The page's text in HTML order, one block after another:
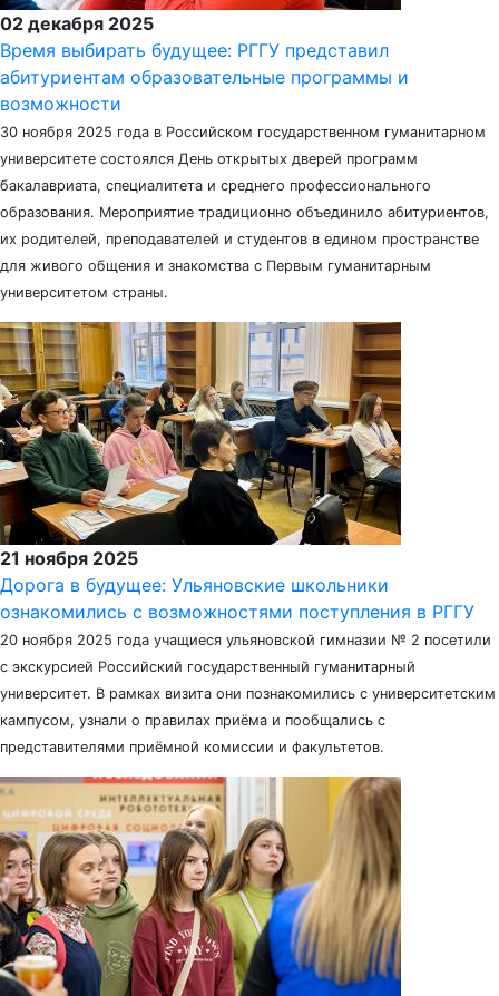
02 декабря 2025
Время выбирать будущее: РГГУ представил
абитуриентам образовательные программы и
возможности
30 ноября 2025 года в Российском государственном гуманитарном
университете состоялся День открытых дверей программ
бакалавриата, специалитета и среднего профессионального
образования. Мероприятие традиционно объединило абитуриентов,
их родителей, преподавателей и студентов в едином пространстве
для живого общения и знакомства с Первым гуманитарным
университетом страны.
21 ноября 2025
Дорога в будущее: Ульяновские школьники
ознакомились с возможностями поступления в РГГУ
20 ноября 2025 года учащиеся ульяновской гимназии № 2 посетили
с экскурсией Российский государственный гуманитарный
университет. В рамках визита они познакомились с университетским
кампусом, узнали о правилах приёма и пообщались с
представителями приёмной комиссии и факультетов.